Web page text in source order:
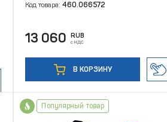
малошумный
Код товара:460.066572
13 060 RUB
с НДС
В КОРЗИНУ
Популярный товар